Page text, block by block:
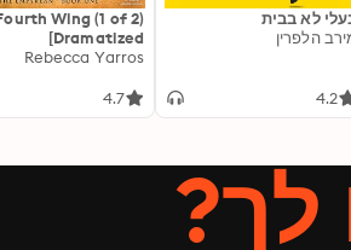
לא בבית
הלפרין
4.2
Wing (1 of 2)
[Dramatized
Adaptation]: The
Rebecca Yarros
4.7
לך?